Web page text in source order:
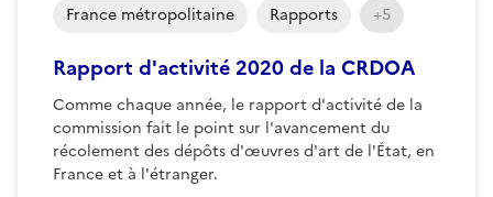
Rapport d'activité 2020 de la CRDOA
Comme chaque année, le rapport d'activité de la
commission fait le point sur l'avancement du
récolement des dépôts d'œuvres d'art de l'État, en
France et à l'étranger.
France métropolitaine Rapports +5